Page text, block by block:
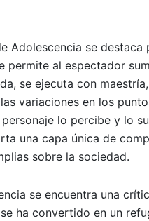
Adolescencia se
permite al espectador
se ejecuta con
variaciones en los
lo percibe y lo
una capa única de
sobre la sociedad.
se encuentra una
ha convertido en un